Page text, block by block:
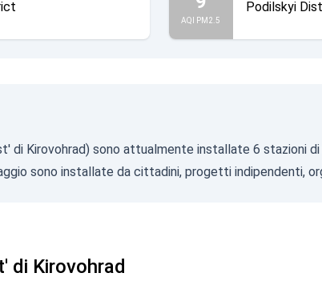
AQI PM2.5
Podilskyi
di Kirovohrad) sono attualmente installate 6 stazioni
sono installate da cittadini, progetti indipendenti,
di Kirovohrad